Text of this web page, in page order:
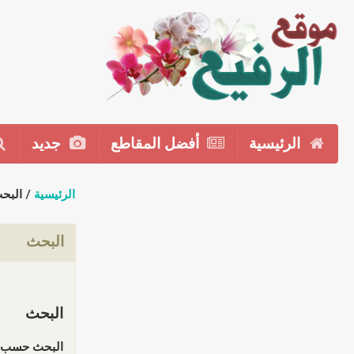
الرئيسية أفضل المقاطع جديد
الرئيسية /
البحث
البحث
البحث حسب